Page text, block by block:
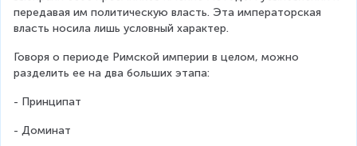
передавая им политическую власть. Эта императорская
власть носила лишь условный характер.
Говоря о периоде Римской империи в целом, можно
разделить ее на два больших этапа:
- Принципат
- Доминат